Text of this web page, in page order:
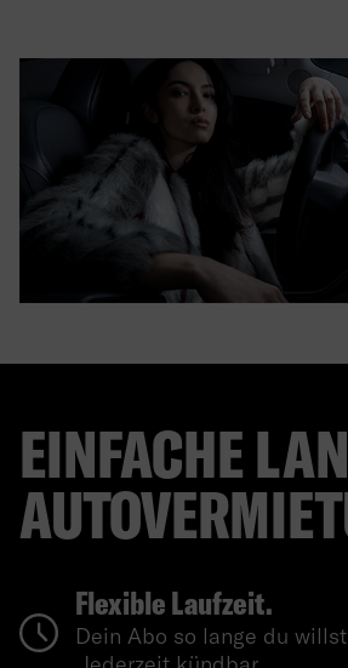
EINFACHE
Flexible Laufzeit.
Dein Abo so lange du